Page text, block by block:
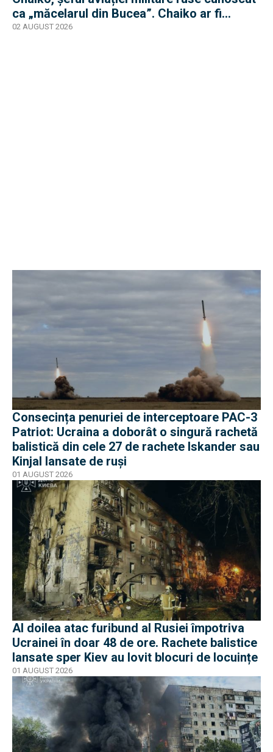
ca „măcelarul din Bucea”. Chaiko ar fi
supraviețuit
02 AUGUST 2026
Consecința penuriei de interceptoare PAC-3
Patriot: Ucraina a doborât o singură rachetă
balistică din cele 27 de rachete Iskander sau
Kinjal lansate de ruși
01 AUGUST 2026
Al doilea atac furibund al Rusiei împotriva
Ucrainei în doar 48 de ore. Rachete balistice
lansate sper Kiev au lovit blocuri de locuințe
01 AUGUST 2026